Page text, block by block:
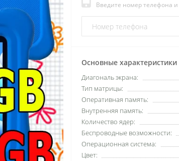
Введите номер телефона
Основные характеристики
Диагональ экрана:
Тип матрицы:
Оперативная память:
Внутренняя память:
Количество ядер:
Беспроводные возможности:
Операционная система:
Цвет: